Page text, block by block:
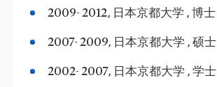
2009- 2012, 日本京都大学 , 博士
2007- 2009, 日本京都大学 , 硕士
2002- 2007, 日本京都大学 , 学士